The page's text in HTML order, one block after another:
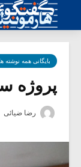
بایگانی همه نوشته ها
پروژه
رضا ضیائی